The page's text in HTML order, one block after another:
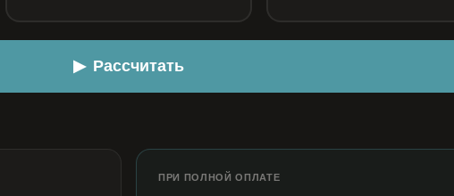
▶ Рассчитать
ПРИ ПОЛНОЙ ОПЛАТЕ